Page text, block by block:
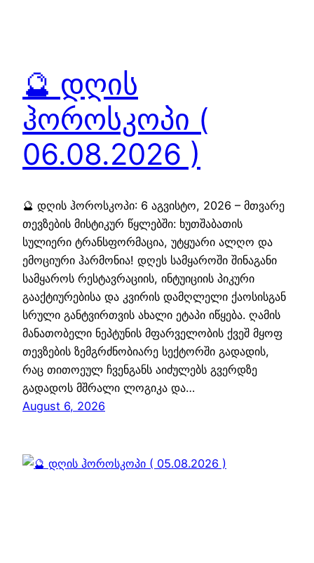
🔮 დღის
ჰოროსკოპი (
06.08.2026 )
🔮 დღის ჰოროსკოპი: 6 აგვისტო, 2026 – მთვარე
თევზების მისტიკურ წყლებში: ხუთშაბათის
სულიერი ტრანსფორმაცია, უტყუარი ალღო და
ემოციური ჰარმონია! დღეს სამყაროში შინაგანი
სამყაროს რესტავრაციის, ინტუიციის პიკური
გააქტიურებისა და კვირის დამღლელი ქაოსისგან
სრული განტვირთვის ახალი ეტაპი იწყება. ღამის
მანათობელი ნეპტუნის მფარველობის ქვეშ მყოფ
თევზების ზემგრძნობიარე სექტორში გადადის,
რაც თითოეულ ჩვენგანს აიძულებს გვერდზე
გადადოს მშრალი ლოგიკა და…
August 6, 2026